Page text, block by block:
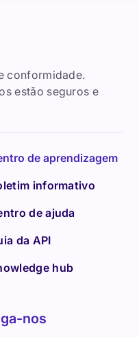
conformidade.
estão seguros e
de aprendizagem
informativo
de ajuda
da API
hub
nos